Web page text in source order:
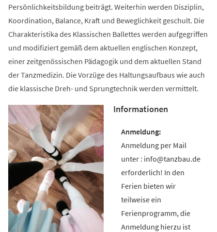
Persönlichkeitsbildung beiträgt. Weiterhin werden Disziplin,
Koordination, Balance, Kraft und Beweglichkeit geschult. Die
Charakteristika des Klassischen Ballettes werden aufgegriffen
und modifiziert gemäß dem aktuellen englischen Konzept,
einer zeitgenössischen Pädagogik und dem aktuellen Stand
der Tanzmedizin. Die Vorzüge des Haltungsaufbaus wie auch
die klassische Dreh- und Sprungtechnik werden vermittelt.
Informationen
Anmeldung per Mail
unter : info@tanzbau.de
erforderlich! In den
Ferien bieten wir
teilweise ein
Ferienprogramm, die
Anmeldung hierzu ist